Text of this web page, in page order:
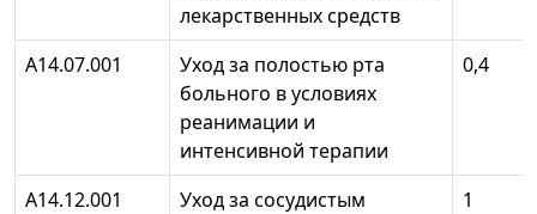
лекарственных средств
А14.07.001
Уход за полостью рта
больного в условиях
реанимации и
интенсивной терапии
0,4
А14.12.001
Уход за сосудистым
1